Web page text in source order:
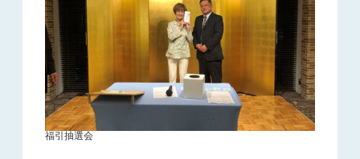
福引抽選会